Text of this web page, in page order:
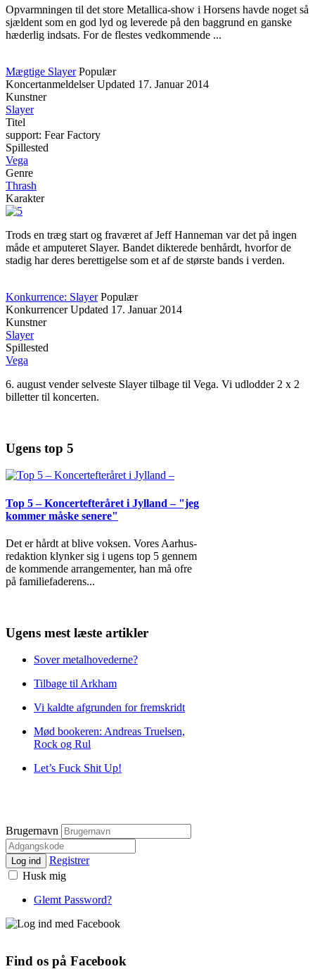
Opvarmningen til det store Metallica-show i Horsens havde noget så
sjældent som en god lyd og leverede på den baggrund en ganske
hæderlig indsats. For de flestes vedkommende ...
Mægtige Slayer Populær
Koncertanmeldelser Updated 17. Januar 2014
Kunstner
Slayer
Titel
support: Fear Factory
Spillested
Vega
Genre
Thrash
Karakter
Trods en træg start og fraværet af Jeff Hanneman var det på ingen
måde et amputeret Slayer. Bandet dikterede benhårdt, hvorfor de
stadig har deres berettigelse som et af de største bands i verden.
Konkurrence: Slayer Populær
Konkurrencer Updated 17. Januar 2014
Kunstner
Slayer
Spillested
Vega
6. august vender selveste Slayer tilbage til Vega. Vi udlodder 2 x 2
billetter til koncerten.
Ugens top 5
Top 5 – Koncertefteråret i Jylland – "jeg
kommer måske senere"
Det er hårdt at blive voksen. Vores Aarhus-
redaktion klynker sig i ugens top 5 gennem
de kommende arrangementer, han må ofre
på familiefaderens...
Ugens mest læste artikler
Sover metalhovederne?
Tilbage til Arkham
Vi kaldte afgrunden for fremskridt
Mød bookeren: Andreas Truelsen,
Rock og Rul
Let’s Fuck Shit Up!
Brugernavn
Log ind
Registrer
Husk mig
Glemt Password?
Find os på Facebook